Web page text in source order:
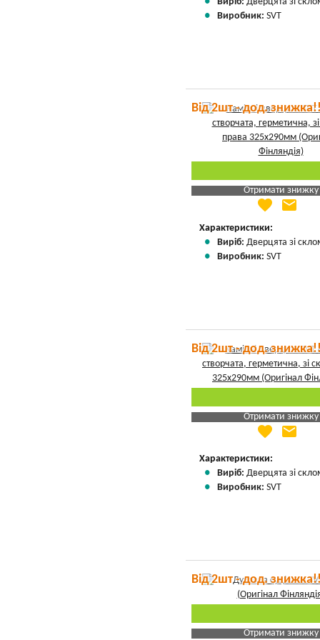
Виробник: SVT
Від 2шт - дод.
Отримати знижку
Яка Ваша ціна
Вказати мою ціну
favorite email
Характеристики:
Виріб: Дверцята зі
Виробник: SVT
Від 2шт - дод.
Отримати знижку
Яка Ваша ціна
favorite email
Характеристики:
Виріб: Дверцята зі
Виробник: SVT
Від 2шт - дод.
Отримати знижку